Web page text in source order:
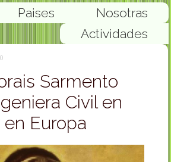
Nosotras
Paises
Actividades
Sarmento
Civil en
Europa